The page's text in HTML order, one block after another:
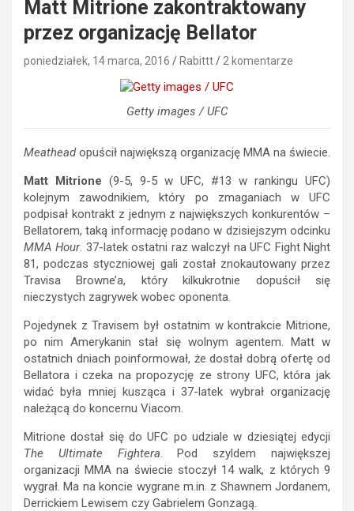
Matt Mitrione zakontraktowany
przez organizację Bellator
poniedziałek, 14 marca, 2016 Rabittt 2 komentarze
Getty images / UFC
Meatheadopuścił największą organizację MMA na świecie.
Matt Mitrione (9-5, 9-5 w UFC, #13 w rankingu UFC)
kolejnym zawodnikiem, który po zmaganiach w UFC
podpisał kontrakt z jednym z największych konkurentów –
Bellatorem, taką informację podano w dzisiejszym odcinku
MMA Hour. 37-latek ostatni raz walczył na UFC Fight Night
81, podczas styczniowej gali został znokautowany przez
Travisa Browne’a, który kilkukrotnie dopuścił się
nieczystych zagrywek wobec oponenta.
Pojedynek z Travisem był ostatnim w kontrakcie Mitrione,
po nim Amerykanin stał się wolnym agentem. Matt w
ostatnich dniach poinformował, że dostał dobrą ofertę od
Bellatora i czeka na propozycję ze strony UFC, która jak
widać była mniej kusząca i 37-latek wybrał organizację
należącą do koncernu Viacom.
Mitrione dostał się do UFC po udziale w dziesiątej edycji
The Ultimate Fightera. Pod szyldem największej
organizacji MMA na świecie stoczył 14 walk, z których 9
wygrał. Ma na koncie wygrane m.in. z Shawnem Jordanem,
Derrickiem Lewisem czy Gabrielem Gonzagą.